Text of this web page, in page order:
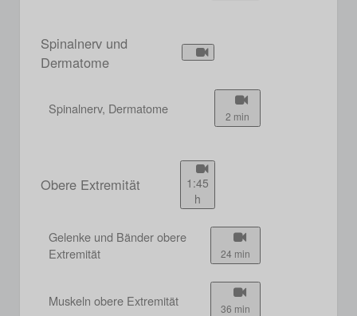
Spinalnerv und
Dermatome
Spinalnerv, Dermatome 2 min
Obere Extremität
1:45
h
Gelenke und Bänder obere
Extremität
24 min
Muskeln obere Extremität 36 min